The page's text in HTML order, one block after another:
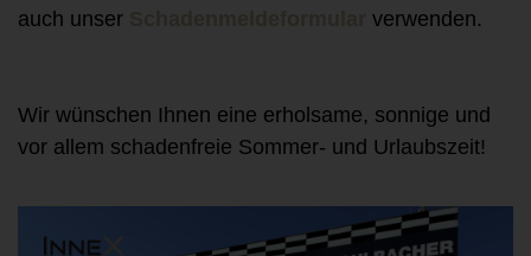
auch unser
verwenden.
Wir wünschen Ihnen eine erholsame, sonnige und
vor allem schadenfreie Sommer- und Urlaubszeit!